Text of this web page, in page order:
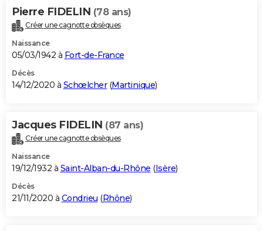
Pierre FIDELIN (78 ans)
Créer une cagnotte obsèques
Naissance
05/03/1942 à Fort-de-France
Décès
14/12/2020 à Schœlcher(Martinique)
Jacques FIDELIN (87 ans)
Créer une cagnotte obsèques
Naissance
19/12/1932 à Saint-Alban-du-Rhône (Isère)
Décès
21/11/2020 à Condrieu (Rhône)